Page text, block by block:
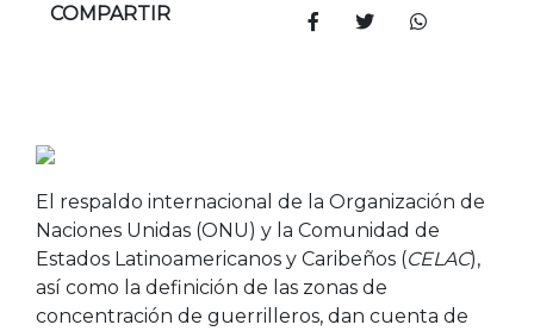
COMPARTIR
El respaldo internacional de la Organización de
Naciones Unidas (ONU) y la Comunidad de
Estados Latinoamericanos y Caribeños (CELAC),
así como la definición de las zonas de
concentración de guerrilleros, dan cuenta de